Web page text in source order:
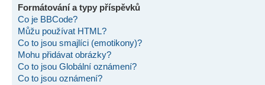
Formátování a typy příspěvků
Co je BBCode?
Můžu používat HTML?
Co to jsou smajlíci (emotikony)?
Mohu přidávat obrázky?
Co to jsou Globální oznámení?
Co to jsou oznámení?